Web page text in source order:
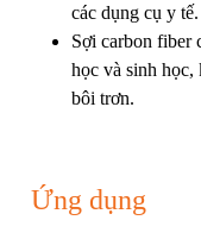
các dụng cụ y tế.
Sợi carbon fiber
học và sinh học,
bôi trơn.
Ứng dụng